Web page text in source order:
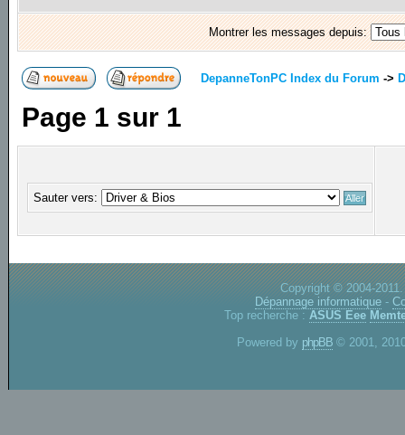
Montrer les messages depuis:
DepanneTonPC Index du Forum ->
Page 1 sur 1
Sauter vers:
Copyright © 2004-
Dépannage informatique -
Top recherche : ASUS Eee
Powered by phpBB © 2001,